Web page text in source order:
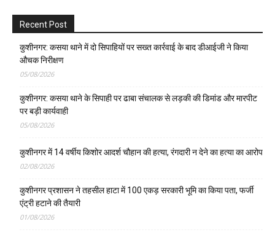
Recent Post
कुशीनगर: कसया थाने में दो सिपाहियों पर सख्त कार्रवाई के बाद डीआईजी ने किया
औचक निरीक्षण
05/08/2026
कुशीनगर: कसया थाने के सिपाही पर ढाबा संचालक से लड़की की डिमांड और मारपीट
पर बड़ी कार्यवाही
05/08/2026
कुशीनगर में 14 वर्षीय किशोर आदर्श चौहान की हत्या, रंगदारी न देने का हत्या का आरोप
02/08/2026
कुशीनगर प्रशासन ने तहसील हाटा में 100 एकड़ सरकारी भूमि का किया पता, फर्जी
एंट्री हटाने की तैयारी
01/08/2026